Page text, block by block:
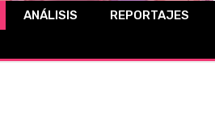
CÓMICS
ANÁLISIS
REPORTAJES